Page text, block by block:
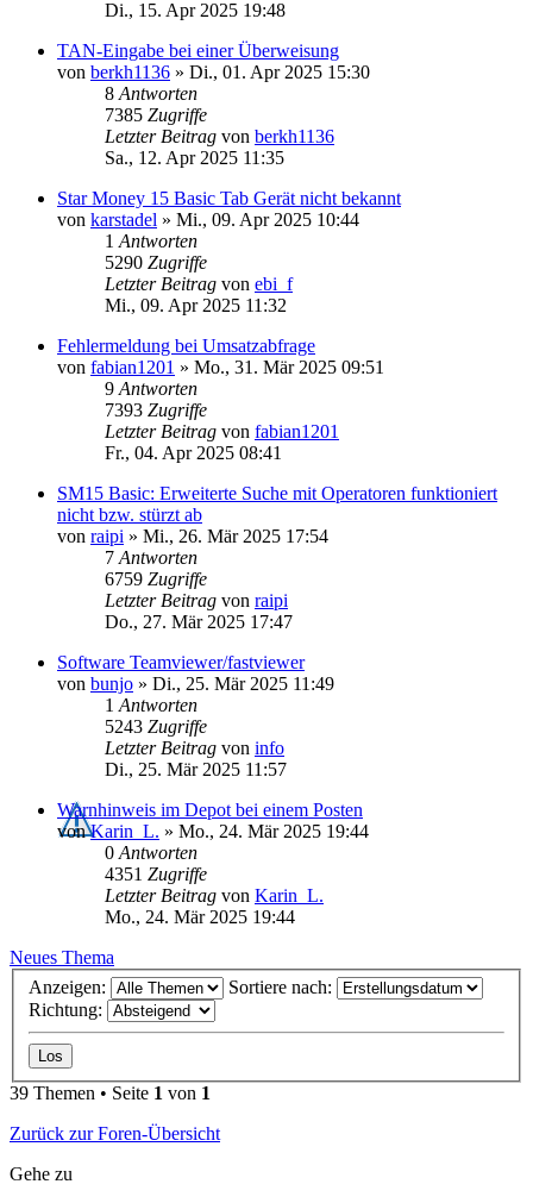
Di., 15. Apr 2025 19:48
TAN-Eingabe bei einer Überweisung
von berkh1136 » Di., 01. Apr 2025 15:30
8 Antworten
7385 Zugriffe
Letzter Beitrag von berkh1136
Sa., 12. Apr 2025 11:35
Star Money 15 Basic Tab Gerät nicht bekannt
von karstadel » Mi., 09. Apr 2025 10:44
1 Antworten
5290 Zugriffe
Letzter Beitrag von ebi_f
Mi., 09. Apr 2025 11:32
Fehlermeldung bei Umsatzabfrage
von fabian1201 » Mo., 31. Mär 2025 09:51
9 Antworten
7393 Zugriffe
Letzter Beitrag von fabian1201
Fr., 04. Apr 2025 08:41
SM15 Basic: Erweiterte Suche mit Operatoren funktioniert
nicht bzw. stürzt ab
von raipi » Mi., 26. Mär 2025 17:54
7 Antworten
6759 Zugriffe
Letzter Beitrag von raipi
Do., 27. Mär 2025 17:47
Software Teamviewer/fastviewer
von bunjo » Di., 25. Mär 2025 11:49
1 Antworten
5243 Zugriffe
Letzter Beitrag von info
Di., 25. Mär 2025 11:57
Warnhinweis im Depot bei einem Posten
vonKarin_L. » Mo., 24. Mär 2025 19:44
0 Antworten
4351 Zugriffe
Letzter Beitrag von Karin_L.
Mo., 24. Mär 2025 19:44
Neues Thema
Anzeigen:
Sortiere nach:
Richtung:
39 Themen • Seite 1 von 1
Zurück zur Foren-Übersicht
Gehe zu